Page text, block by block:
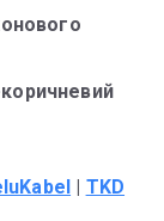
| TKD